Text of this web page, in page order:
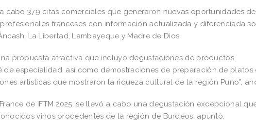
cabo 379 citas comerciales que generaron nuevas oportunidades de
franceses con información actualizada y diferenciada
La Libertad, Lambayeque y Madre de Dios.
propuesta atractiva que incluyó degustaciones de productos
especialidad, así como demostraciones de preparación de platos
artísticas que mostraron la riqueza cultural de la región Puno”,
de IFTM 2025, se llevó a cabo una degustación excepcional
vinos procedentes de la región de Burdeos, apuntó.